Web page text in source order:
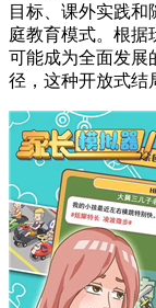
目标、课外实践
庭教育模式。根据
可能成为全面发展
径，这种开放式结